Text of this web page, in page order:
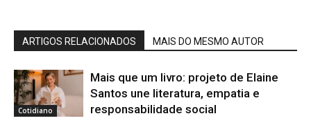
ARTIGOS RELACIONADOS MAIS DO MESMO AUTOR
Cotidiano
Mais que um livro: projeto de Elaine
Santos une literatura, empatia e
responsabilidade social